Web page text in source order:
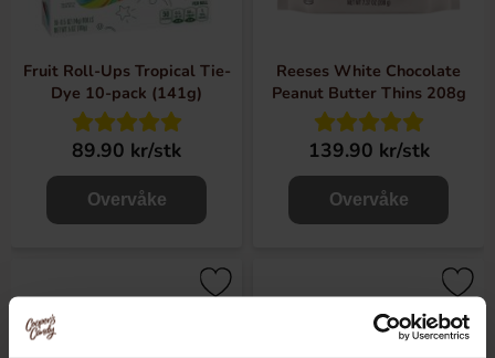
Fruit Roll-Ups Tropical Tie-
Dye 10-pack (141g)
89.90 kr/stk
Overvåke
Reeses White Chocolate
Peanut Butter Thins 208g
139.90 kr/stk
Overvåke